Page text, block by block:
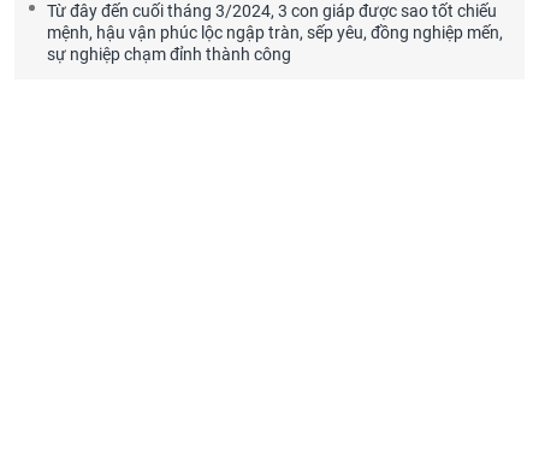
Từ đây đến cuối tháng 3/2024, 3 con giáp được sao tốt chiếu
mệnh, hậu vận phúc lộc ngập tràn, sếp yêu, đồng nghiệp mến,
sự nghiệp chạm đỉnh thành công